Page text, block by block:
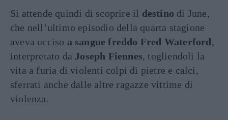
Si attende quindi di scoprire il destino di June,
che nell’ultimo episodio della quarta stagione
aveva ucciso a sangue freddo Fred Waterford,
interpretato da Joseph Fiennes, togliendoli la
vita a furia di violenti colpi di pietre e calci,
sferrati anche dalle altre ragazze vittime di
violenza.